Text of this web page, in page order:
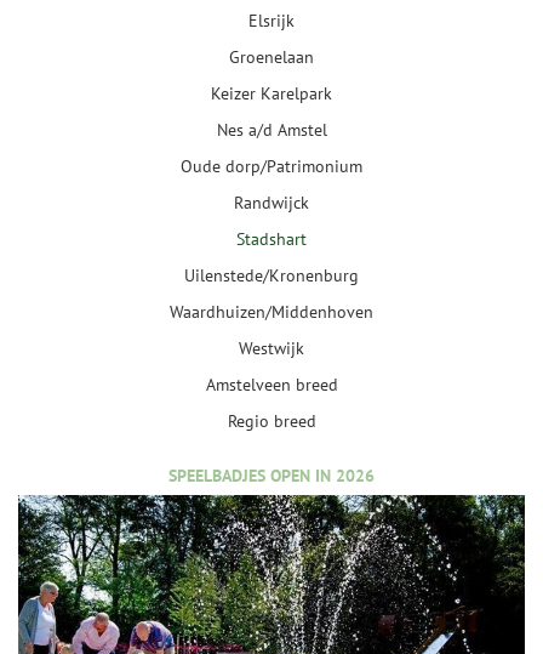
Elsrijk
Groenelaan
Keizer Karelpark
Nes a/d Amstel
Oude dorp/Patrimonium
Randwijck
Stadshart
Uilenstede/Kronenburg
Waardhuizen/Middenhoven
Westwijk
Amstelveen breed
Regio breed
SPEELBADJES OPEN IN 2026